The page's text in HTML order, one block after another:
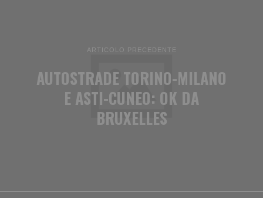
ARTICOLO PRECEDENTE
AUTOSTRADE TORINO-MILANO
E ASTI-CUNEO: OK DA
BRUXELLES